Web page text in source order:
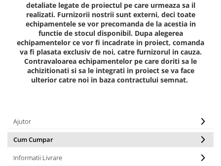
Echipamente tematice
Echipamente persoane cu
dizabilitati
Echipament muzical
Animale din cauciuc
SPORT SI FITNESS
Skateboarding
Tenis si Volei
Ciclism
Street Workout
Terenuri Multisport
detaliate legate de proiectul pe care urmeaza sa il
realizati. Furnizorii nostrii sunt externi, deci toate
echipamentele se vor precomanda de la acestia in
functie de stocul disponibil. Dupa alegerea
echipamentelor ce vor fi incadrate in proiect, comanda
va fi plasata exclusiv de noi, catre furnizorul in cauza.
Contravaloarea echipamentelor pe care doriti sa le
achizitionati si sa le integrati in proiect se va face
ulterior catre noi in baza contractului semnat.
Ajutor
Cum Cumpar
Informatii Livrare